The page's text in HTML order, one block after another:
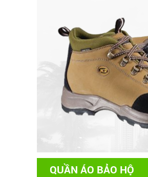
QUẦN ÁO BẢO HỘ